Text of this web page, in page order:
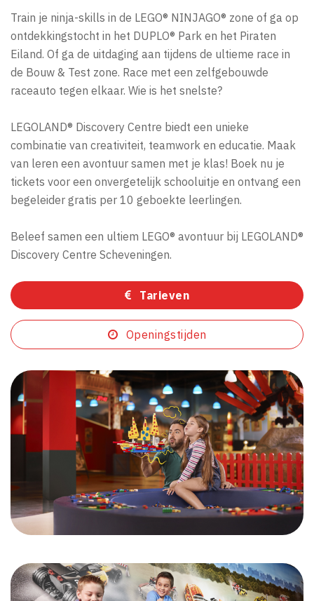
Train je ninja-skills in de LEGO® NINJAGO® zone of ga op
ontdekkingstocht in het DUPLO® Park en het Piraten
Eiland. Of ga de uitdaging aan tijdens de ultieme race in
de Bouw & Test zone. Race met een zelfgebouwde
raceauto tegen elkaar. Wie is het snelste?
LEGOLAND® Discovery Centre biedt een unieke
combinatie van creativiteit, teamwork en educatie. Maak
van leren een avontuur samen met je klas! Boek nu je
tickets voor een onvergetelijk schooluitje en ontvang een
begeleider gratis per 10 geboekte leerlingen.
Beleef samen een ultiem LEGO® avontuur bij LEGOLAND®
Discovery Centre Scheveningen.
Tarieven
Openingstijden